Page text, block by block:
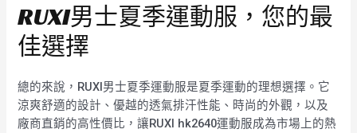
RUXI男士夏季運動服，您的最
佳選擇
總的來說，RUXI男士夏季運動服是夏季運動的理想選擇。它
涼爽舒適的設計、優越的透氣排汗性能、時尚的外觀，以及
廠商直銷的高性價比，讓RUXI hk2640運動服成為市場上的熱